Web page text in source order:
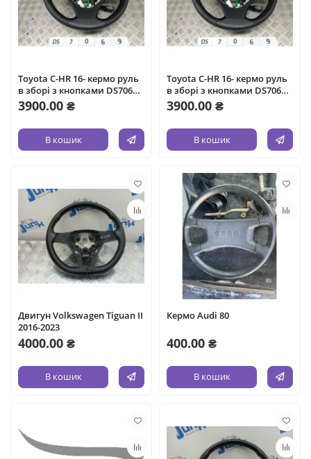
Toyota C-HR 16- кермо руль
в зборі з кнопками DS7069
45100F4120C0
3900.00 ₴
В кошик
Toyota C-HR 16- кермо руль
в зборі з кнопками DS7069
45100F4120C0
3900.00 ₴
В кошик
Двигун Volkswagen Tiguan II
2016-2023
4000.00 ₴
В кошик
Кермо Audi 80
400.00 ₴
В кошик